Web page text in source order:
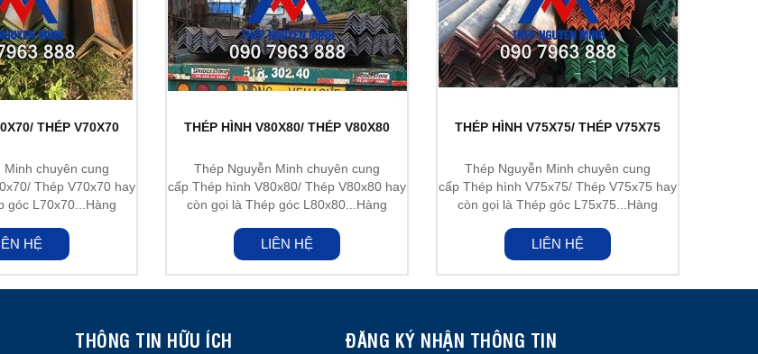
THÉP V70X70
Minh chuyên cung
Thép V70x70 hay
góc L70x70...Hàng
HỆ
THÉP HÌNH V80X80/ THÉP V80X80
Thép Nguyễn Minh chuyên cung
cấp Thép hình V80x80/ Thép V80x80 hay
còn gọi là Thép góc L80x80...Hàng
LIÊN HỆ
THÉP HÌNH V75X75/ THÉP V75X75
Thép Nguyễn Minh chuyên cung
cấp Thép hình V75x75/ Thép V75x75 hay
còn gọi là Thép góc L75x75...Hàng
LIÊN HỆ
THÔNG TIN HỮU ÍCH ĐĂNG KÝ NHẬN THÔNG TIN